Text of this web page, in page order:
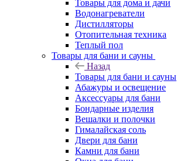
Товары для дома и дачи
Водонагреватели
Дистилляторы
Отопительная техника
Теплый пол
Товары для бани и сауны
Назад
Товары для бани и сауны
Абажуры и освещение
Аксессуары для бани
Бондарные изделия
Вешалки и полочки
Гималайская соль
Двери для бани
Камни для бани